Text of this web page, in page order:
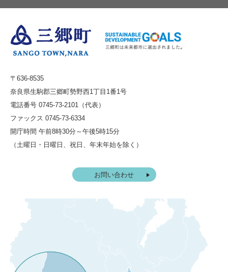
〒636-8535
奈良県生駒郡三郷町勢野西1丁目1番1号
電話番号 0745-73-2101（代表）
ファックス 0745-73-6334
開庁時間 午前8時30分～午後5時15分
（土曜日・日曜日、祝日、年末年始を除く）
お問い合わせ